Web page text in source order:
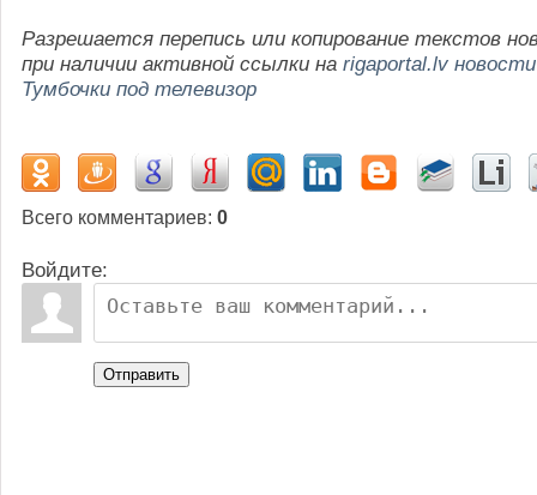
Разрешается перепись или копирование текстов
при наличии активной ссылки на rigaportal.lv новости
Тумбочки под телевизор
Всего комментариев: 0
Войдите:
Отправить